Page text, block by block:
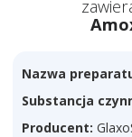
Nazwa
Substancja
Producent: